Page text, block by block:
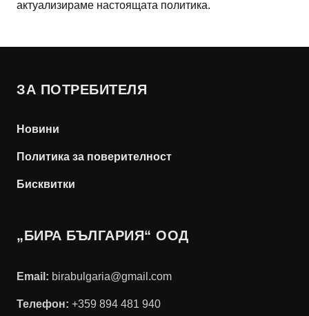
актуализираме настоящата политика.
ЗА ПОТРЕБИТЕЛЯ
Новини
Политика за поверителност
Бисквитки
„БИРА БЪЛГАРИЯ“ ООД
Email : birabulgaria@gmail.com
Телефон: +359 894 481 940